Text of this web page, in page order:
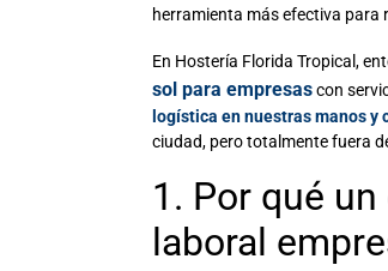
herramienta más efectiva para
En Hostería Florida Tropical,
sol para empresascon
logística en nuestras manos
ciudad, pero totalmente fuera
1. Por qué
laboral